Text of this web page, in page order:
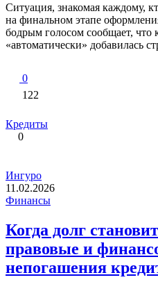
Ситуация, знакомая каждому,
на финальном этапе
бодрым голосом сообщает, что
«автоматически» добавилась
0
122
Кредиты
0
Ингуро
11.02.2026
Финансы
Когда долг
правовые и
непогашения